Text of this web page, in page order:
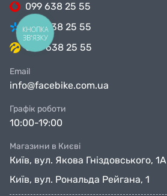
099 638 25 55
098 638 25 55
063 638 25 55
Email
info@facebike.com.ua
Графік роботи
10:00-19:00
Магазини в Києві
Київ, вул. Якова Гніздовського, 1А
Київ, вул. Рональда Рейгана, 1
КНОПКА
ЗВ'ЯЗКУ